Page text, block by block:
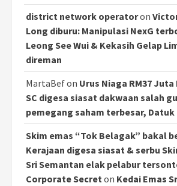
district network operatoron
Long diburu: Manipulasi NexG
Leong See Wui & Kekasih Gelap
direman
MartaBefon Urus Niaga RM37 Juta
SC digesa siasat dakwaan salah
pemegang saham terbesar, Datuk
Skim emas “Tok Belagak” bakal
Kerajaan digesa siasat & serbu
Sri Semantan elak pelabur
Corporate Secreton Kedai Emas